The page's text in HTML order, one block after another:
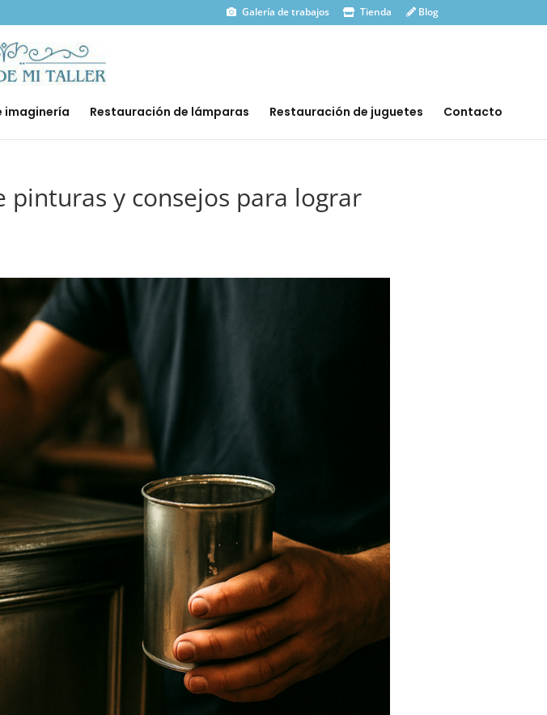
Galería de trabajos Tienda Blog
imaginería Restauración de lámparas Restauración de juguetes Contacto
pinturas y consejos para lograr